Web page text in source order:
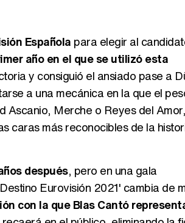
Española para elegir al
año en el que se utilizó esta
y consiguió el ansiado pase a
a una mecánica en la que el
Ascanio, Merche o Reyes del
caras más reconocibles de la
después, pero en una gala
Eurovisión 2021' cambia de
con la que Blas Cantó